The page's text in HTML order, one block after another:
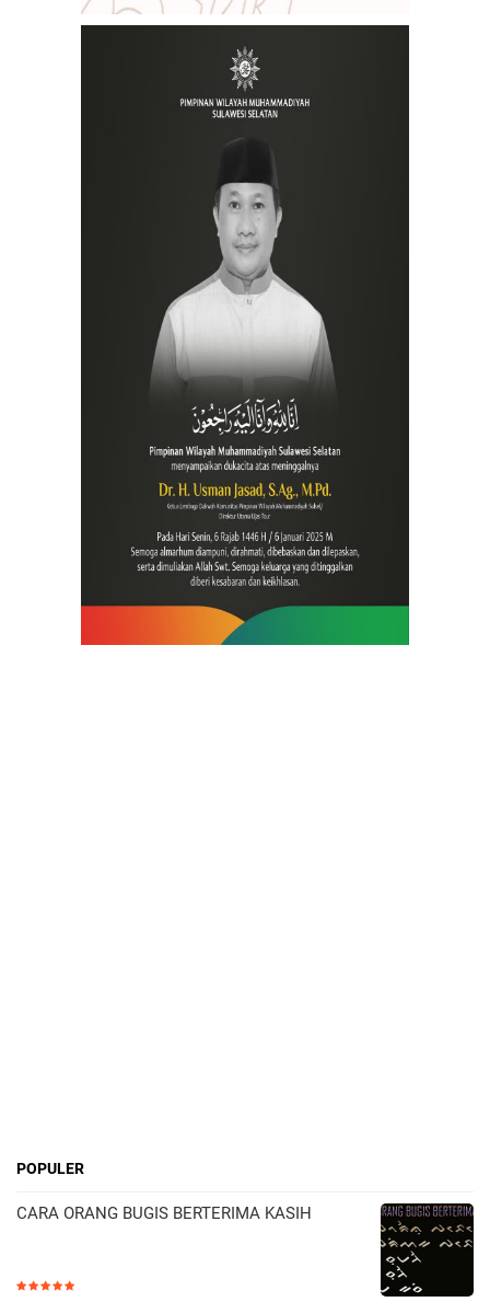
POPULER
CARA ORANG BUGIS BERTERIMA KASIH